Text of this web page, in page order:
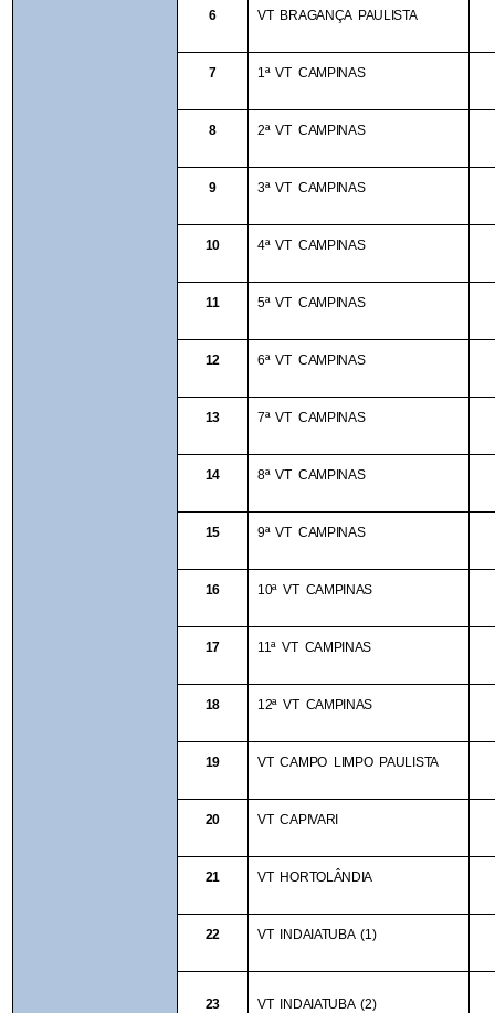
6 VT BRAGANÇA PAULISTA
7 1ª VT CAMPINAS
8 2ª VT CAMPINAS
9 3ª VT CAMPINAS
10 4ª VT CAMPINAS
11 5ª VT CAMPINAS
12 6ª VT CAMPINAS
13 7ª VT CAMPINAS
14 8ª VT CAMPINAS
15 9ª VT CAMPINAS
16 10ª VT CAMPINAS
17 11ª VT CAMPINAS
18 12ª VT CAMPINAS
19 VT CAMPO LIMPO PAULISTA
20 VT CAPIVARI
21 VT HORTOLÂNDIA
22 VT INDAIATUBA (1)
23 VT INDAIATUBA (2)